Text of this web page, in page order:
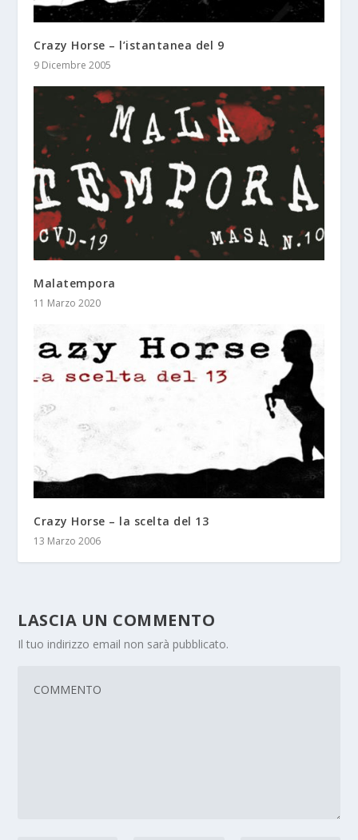
Crazy Horse – l’istantanea del 9
9 Dicembre 2005
Malatempora
11 Marzo 2020
Crazy Horse – la scelta del 13
13 Marzo 2006
LASCIA UN COMMENTO
Il tuo indirizzo email non sarà pubblicato.